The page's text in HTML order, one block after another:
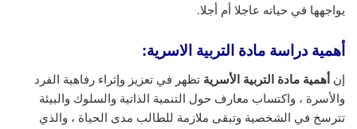
يواجهها في حياته عاجلا أم أجلا.
أهمية دراسة مادة التربية الاسرية:
إن أهمية مادة التربية الأسرية تظهر في تعزيز وإثراء رفاهية الفرد
والأسرة ، واكتساب معارف حول التنمية الذاتية والسلوك والبيئة
تترسخ في الشخصية وتبقى ملازمة للطالب مدى الحياة ، والذي